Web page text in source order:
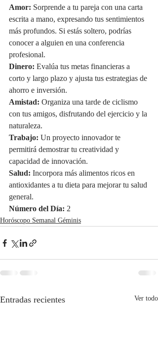
Amor: Sorprende a tu pareja con una carta
escrita a mano, expresando tus sentimientos
más profundos. Si estás soltero, podrías
conocer a alguien en una conferencia
profesional.
Dinero: Evalúa tus metas financieras a
corto y largo plazo y ajusta tus estrategias de
ahorro e inversión.
Amistad: Organiza una tarde de ciclismo
con tus amigos, disfrutando del ejercicio y la
naturaleza.
Trabajo: Un proyecto innovador te
permitirá demostrar tu creatividad y
capacidad de innovación.
Salud: Incorpora más alimentos ricos en
antioxidantes a tu dieta para mejorar tu salud
general.
Número del Día: 2
Horóscopo Semanal Géminis
Entradas recientes Ver todo